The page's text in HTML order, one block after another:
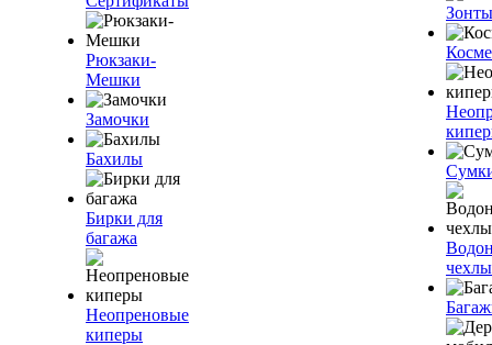
Рюкзаки-
Мешки
Замочки
Бахилы
Бирки для
багажа
Неопреновые
киперы
Зонты